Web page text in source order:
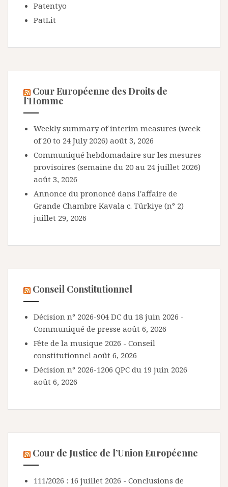
Patentyo
PatLit
Cour Européenne des Droits de
l’Homme
Weekly summary of interim measures (week
of 20 to 24 July 2026) août 3, 2026
Communiqué hebdomadaire sur les mesures
provisoires (semaine du 20 au 24 juillet 2026)
août 3, 2026
Annonce du prononcé dans l'affaire de
Grande Chambre Kavala c. Türkiye (n° 2)
juillet 29, 2026
Conseil Constitutionnel
Décision n° 2026-904 DC du 18 juin 2026 -
Communiqué de presse août 6, 2026
Fête de la musique 2026 - Conseil
constitutionnel août 6, 2026
Décision n° 2026-1206 QPC du 19 juin 2026
août 6, 2026
Cour de Justice de l’Union Européenne
111/2026 : 16 juillet 2026 - Conclusions de